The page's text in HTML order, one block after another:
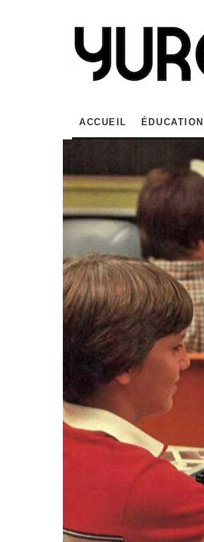
ACCUEIL